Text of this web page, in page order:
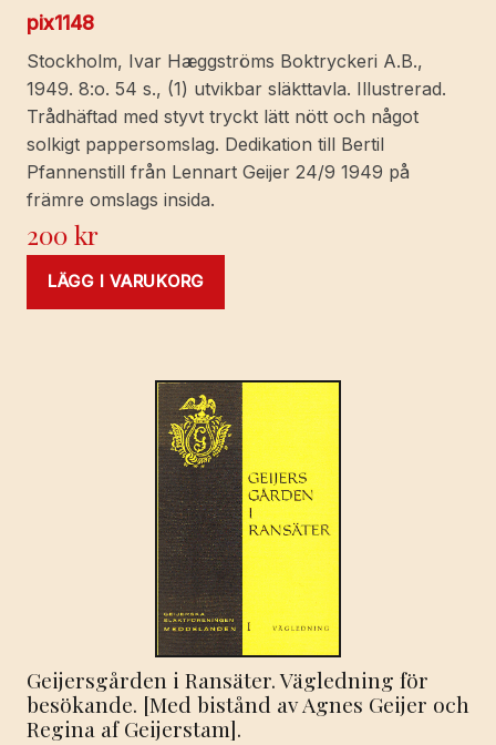
pix1148
Stockholm, Ivar Hæggströms Boktryckeri A.B.,
1949. 8:o. 54 s., (1) utvikbar släkttavla. Illustrerad.
Trådhäftad med styvt tryckt lätt nött och något
solkigt pappersomslag. Dedikation till Bertil
Pfannenstill från Lennart Geijer 24/9 1949 på
främre omslags insida.
200kr
LÄGG I VARUKORG
Geijersgården i Ransäter. Vägledning för
besökande. [Med bistånd av Agnes Geijer och
Regina af Geijerstam].